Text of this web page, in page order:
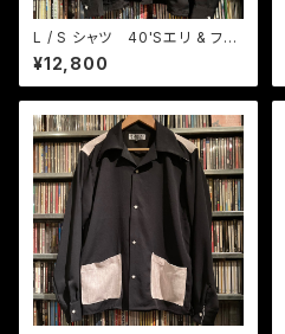
L / S シャツ 40'Sエリ & フロ
ント2ポケット
¥12,800